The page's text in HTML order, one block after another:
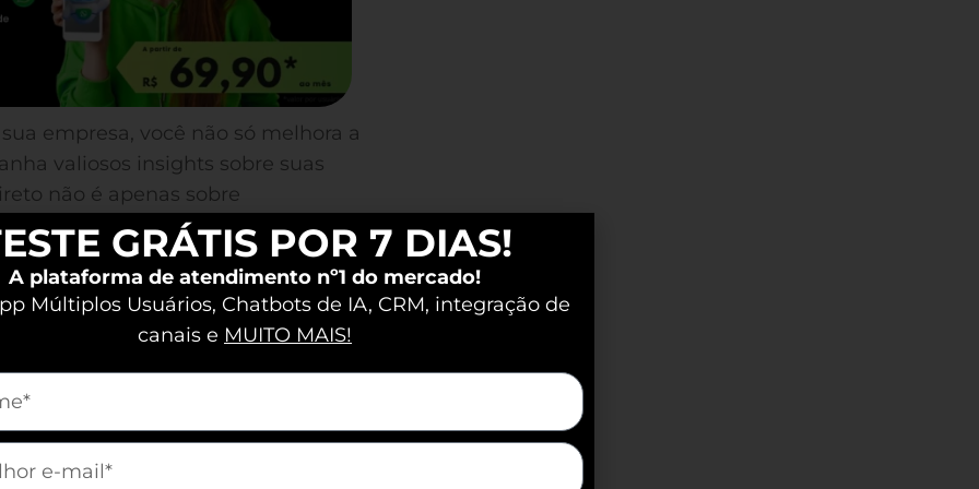
empresa, você não só melhora a
valiosos insights sobre suas
não é apenas sobre
e otimização da sua
WhatsApp para o
serve como uma poderosa
e capturar contatos valiosos.
GRÁTIS POR 7 DIAS!
A plataforma de atendimento nº1 do mercado!
Múltiplos Usuários, Chatbots de IA, CRM, integração de
canais e MUITO MAIS!